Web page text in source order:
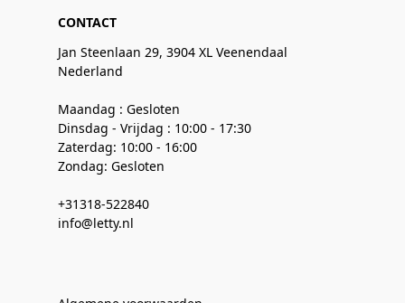
CONTACT
Jan Steenlaan 29, 3904 XL Veenendaal
Nederland
Maandag : Gesloten
Dinsdag - Vrijdag : 10:00 - 17:30
Zaterdag: 10:00 - 16:00
Zondag: Gesloten
+31318-522840
info@letty.nl